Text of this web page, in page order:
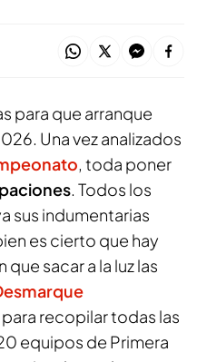
para que arranque
Una vez analizados
, toda poner
. Todos los
sus indumentarias
es cierto que hay
sacar a la luz las
recopilar todas las
equipos de Primera